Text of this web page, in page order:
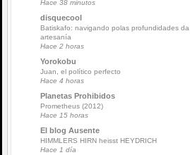
Hace 38 minutos
disquecool
Batiskafo: navigando polas profundidades da
artesanía
Hace 2 horas
Yorokobu
Juan, el político perfecto
Hace 4 horas
Planetas Prohibidos
Prometheus (2012)
Hace 15 horas
El blog Ausente
HIMMLERS HIRN heisst HEYDRICH
Hace 1 día